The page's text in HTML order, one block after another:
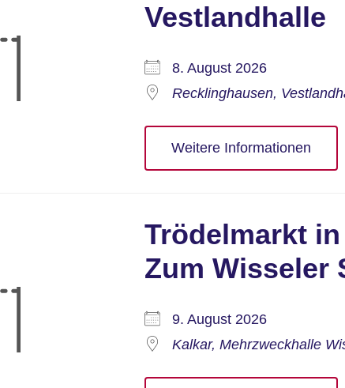
Vestlandhalle
8. August 2026
Recklinghausen,
Weitere Informationen
Trödelmarkt
Zum Wisseler
9. August 2026
Kalkar, Mehrzweckhalle